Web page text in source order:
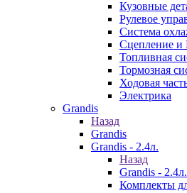
Кузовные
Рулевое
Система
Сцепление
Топливная
Тормозная
Ходовая
Электрика
Grandis
Назад
Grandis
Grandis - 2.4л.
Назад
Grandis - 2.4л.
Комплекты